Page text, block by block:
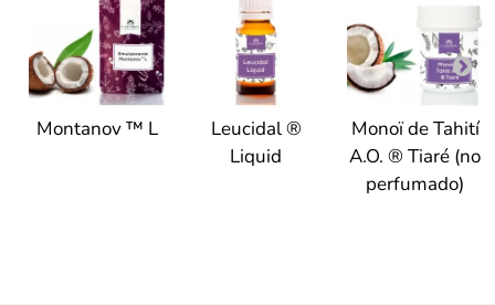
Montanov ™ L
Leucidal ®
Liquid
Monoï de Tahití
A.O. ® Tiaré (no
perfumado)